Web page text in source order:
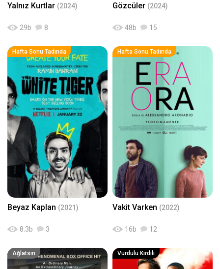
Yalnız Kurtlar (2024)
29b 8
Gözcüler (2024)
48b 15
Hafta Sonu Tadında
Beyaz Kaplan (2021)
8.3b 3
Hafta Sonu Tadında
Vakit Varken (2022)
16b 12
Ağlatsın Vurdulu Kırdılı